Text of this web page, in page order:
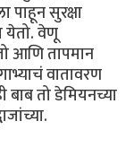
पाहून सुरक्षा
येतो. वेणू
आणि तापमान
वातावरण
तो डेमियनच्या